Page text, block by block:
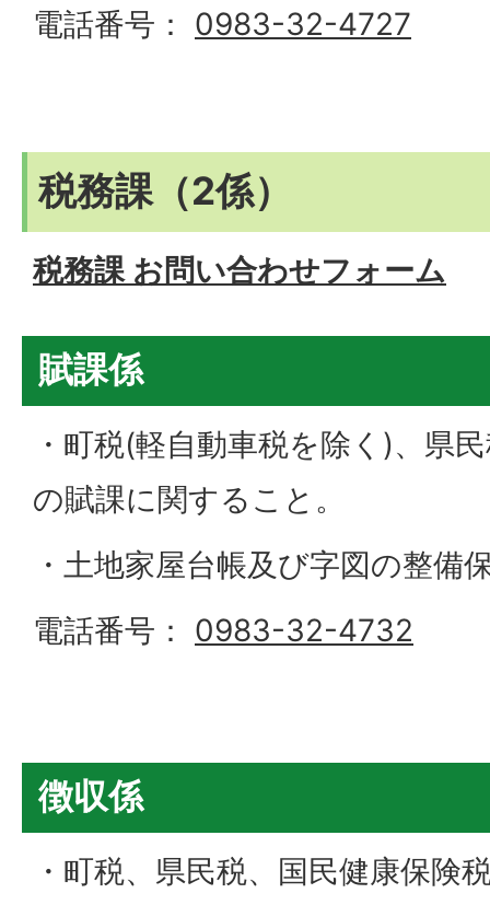
電話番号： 0983-32-4727
税務課（2係）
税務課 お問い合わせフォーム
賦課係
・町税(軽自動車税を除く)、県
の賦課に関すること。
・土地家屋台帳及び字図の整備
電話番号： 0983-32-4732
徴収係
・町税、県民税、国民健康保険